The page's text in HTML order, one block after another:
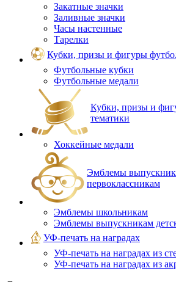
Закатные значки
Заливные значки
Часы настенные
Тарелки
Кубки, призы и фигуры
Футбольные кубки
Футбольные медали
Кубки, призы и
тематики
Хоккейные медали
Эмблемы
первоклассникам
Эмблемы школьникам
Эмблемы выпускникам
УФ-печать на наградах
УФ‑печать на наградах из
УФ-печать на наградах из